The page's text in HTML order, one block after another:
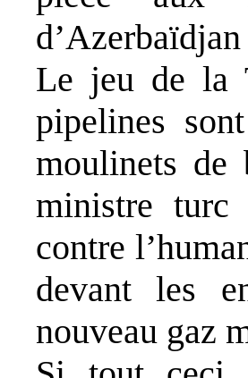
Le jeu de la
pipelines
moulinets de
ministre
contre
devant les
nouveau gaz